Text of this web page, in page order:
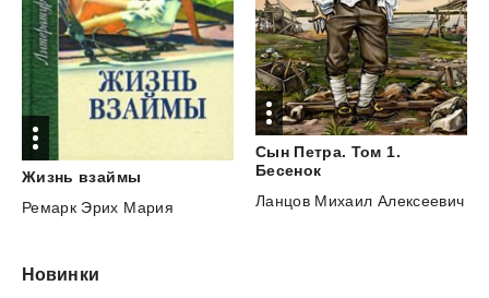
Жизнь взаймы
Ремарк Эрих Мария
Сын Петра. Том 1.
Бесенок
Ланцов Михаил Алексеевич
Новинки